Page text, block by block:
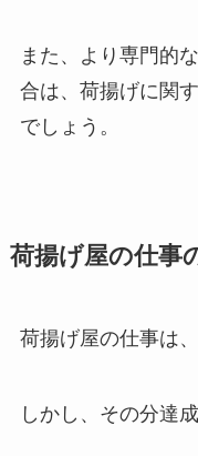
また、より専門的
合は、荷揚げに関
でしょう。
荷揚げ屋の仕事
荷揚げ屋の仕事は
しかし、その分達